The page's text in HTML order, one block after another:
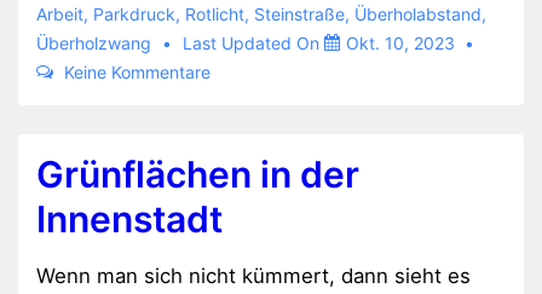
Arbeit, Parkdruck, Rotlicht, Steinstraße, Überholabstand,
Überholzwang
Last Updated On
Okt. 10, 2023
Keine Kommentare
Grünflächen in der
Innenstadt
Wenn man sich nicht kümmert, dann sieht es